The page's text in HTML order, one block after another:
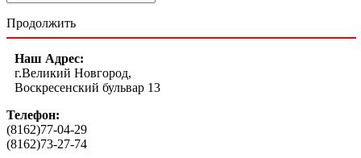
Продолжить
Наш Адрес:
г.Великий Новгород,
Воскресенский бульвар 13
Телефон:
(8162)77-04-29
(8162)73-27-74